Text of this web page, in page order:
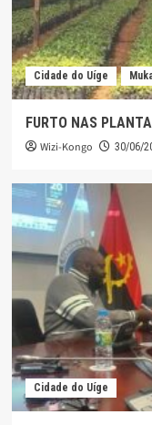
Cidade do Uíge
FURTO NAS
Wizi-Kongo 30/06/
Cidade do Uíge